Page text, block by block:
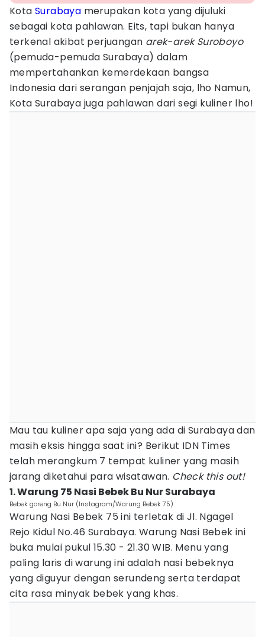
Kota Surabaya merupakan kota yang dijuluki
sebagai kota pahlawan. Eits, tapi bukan hanya
terkenal akibat perjuangan arek-arek Suroboyo
(pemuda-pemuda Surabaya) dalam
mempertahankan kemerdekaan bangsa
Indonesia dari serangan penjajah saja, lho Namun,
Kota Surabaya juga pahlawan dari segi kuliner lho!
Mau tau kuliner apa saja yang ada di Surabaya dan
masih eksis hingga saat ini? Berikut IDN Times
telah merangkum 7 tempat kuliner yang masih
jarang diketahui para wisatawan. Check this out!
1. Warung 75 Nasi Bebek Bu Nur Surabaya
Bebek goreng Bu Nur (Instagram/Warung Bebek 75)
Warung Nasi Bebek 75 ini terletak di Jl. Ngagel
Rejo Kidul No.46 Surabaya. Warung Nasi Bebek ini
buka mulai pukul 15.30 - 21.30 WIB. Menu yang
paling laris di warung ini adalah nasi bebeknya
yang diguyur dengan serundeng serta terdapat
cita rasa minyak bebek yang khas.